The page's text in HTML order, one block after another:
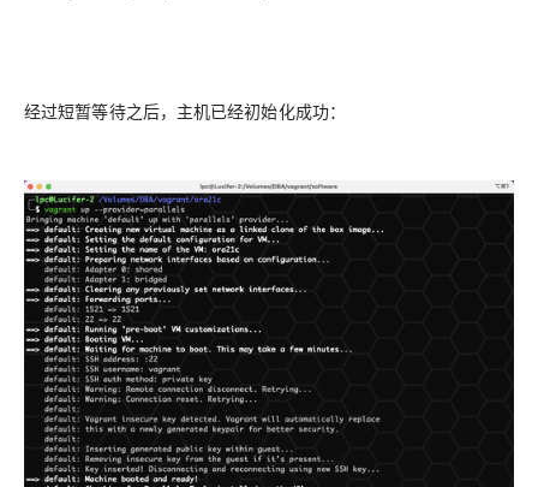
经过短暂等待之后，主机已经初始化成功：